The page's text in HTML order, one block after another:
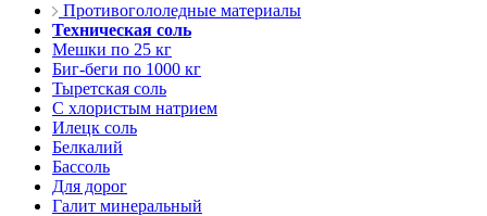
Противогололедные материалы
Техническая соль
Мешки по 25 кг
Биг-беги по 1000 кг
Тыретская соль
С хлористым натрием
Илецк соль
Белкалий
Бассоль
Для дорог
Галит минеральный